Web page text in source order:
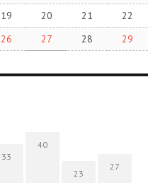
19 20 21
22
26 27 28
29
33
40
23
27